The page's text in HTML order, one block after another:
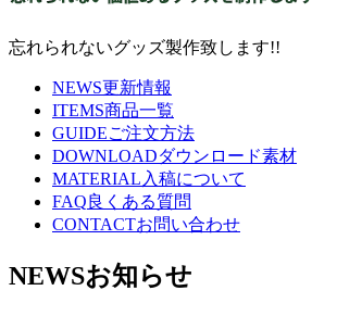
忘れられないグッズ製作致します!!
NEWS更新情報
ITEMS商品一覧
GUIDEご注文方法
DOWNLOADダウンロード素材
MATERIAL 入稿について
FAQ良くある質問
CONTACTお問い合わせ
NEWSお知らせ